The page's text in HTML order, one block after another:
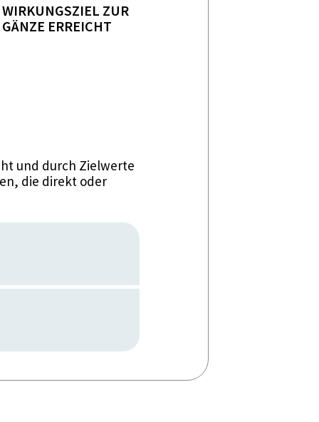
WIRKUNGSZIEL ZUR
GÄNZE ERREICHT
und durch Zielwerte
die direkt oder